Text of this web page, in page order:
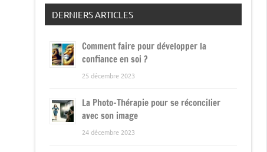
DERNIERS ARTICLES
Comment faire pour développer la
confiance en soi ?
25 décembre 2023
La Photo-Thérapie pour se réconcilier
avec son image
24 décembre 2023